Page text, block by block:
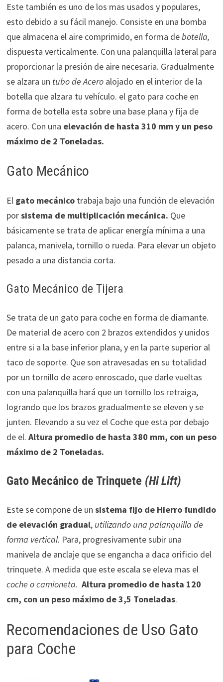
Este también es uno de los mas usados y populares,
esto debido a su fácil manejo. Consiste en una bomba
que almacena el aire comprimido, en forma debotella,
dispuesta verticalmente. Con una palanquilla lateral para
proporcionar la presión de aire necesaria. Gradualmente
se alzara un tubo de Aceroalojado en el interior de la
botella que alzara tu vehículo. el gato para coche en
forma de botella esta sobre una base plana y fija de
acero. Con una elevación de hasta 310 mm y un peso
máximo de 2 Toneladas.
Gato Mecánico
El gato mecánicotrabaja bajo una función de elevación
porsistema de multiplicación mecánica. Que
básicamente se trata de aplicar energía mínima a una
palanca, manivela, tornillo o rueda. Para elevar un objeto
pesado a una distancia corta.
Gato Mecánico de Tijera
Se trata de un gato para coche en forma de diamante.
De material de acero con 2 brazos extendidos y unidos
entre si a la base inferior plana, y en la parte superior al
taco de soporte. Que son atravesadas en su totalidad
por un tornillo de acero enroscado, que darle vueltas
con una palanquilla hará que un tornillo los retraiga,
logrando que los brazos gradualmente se eleven y se
junten. Elevando a su vez el Coche que esta por debajo
de el. Altura promedio de hasta 380 mm, con un peso
máximo de 2 Toneladas.
Gato Mecánico de Trinquete (Hi Lift)
Este se compone de un sistema fijo de Hierro fundido
de elevación gradual, utilizando una palanquilla de
forma vertical. Para, progresivamente subir una
manivela de anclaje que se engancha a daca orificio del
trinquete. A medida que este escala se eleva mas el
coche o camioneta. Altura promedio de hasta 120
cm, con un peso máximo de 3,5 Toneladas.
Recomendaciones de Uso Gato
para Coche